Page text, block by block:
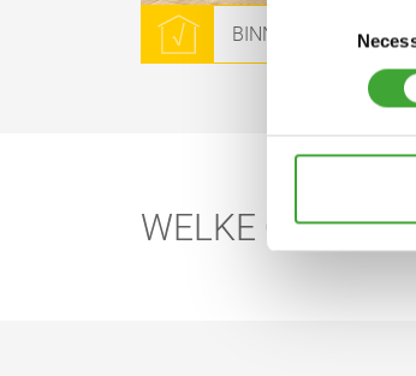
Consent
BINNENSHUIS
WELKE OSMO